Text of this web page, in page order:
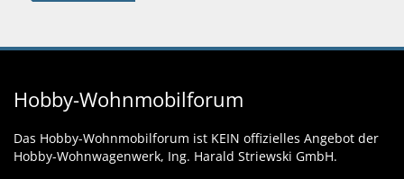
Hobby-Wohnmobilforum
Das Hobby-Wohnmobilforum ist KEIN offizielles Angebot der
Hobby-Wohnwagenwerk, Ing. Harald Striewski GmbH.